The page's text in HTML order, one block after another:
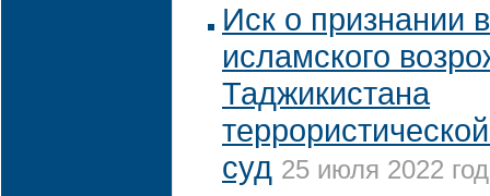
Иск о признании
исламского
Таджикистана
суд 25 июля 2022